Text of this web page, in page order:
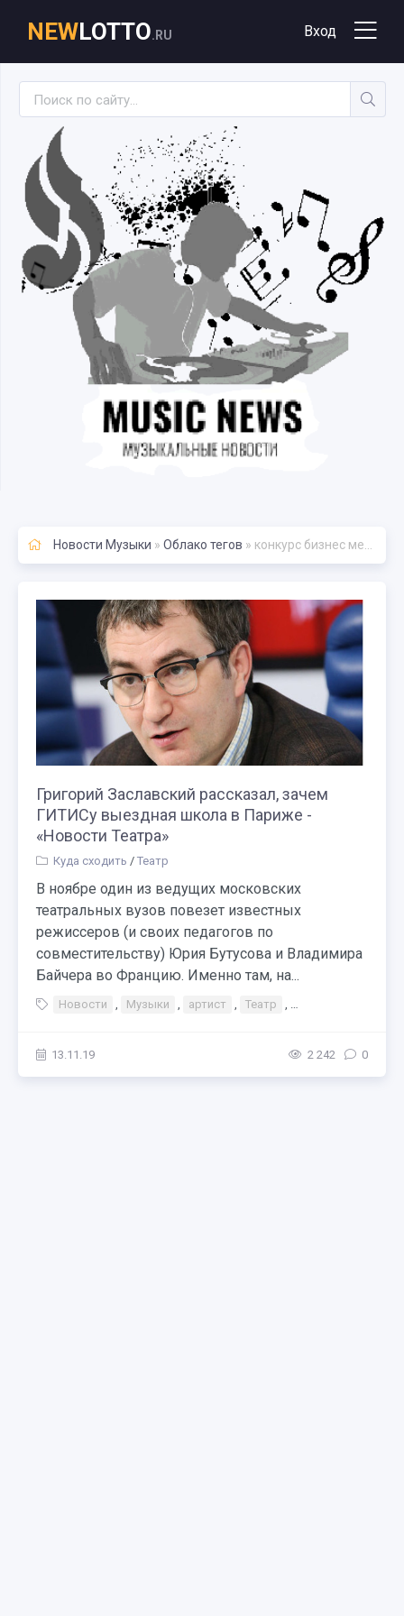
NEWLOTTO.RU Вход
Новости Музыки » Облако тегов » конкурс бизнес места
Григорий Заславский рассказал, зачем
ГИТИСу выездная школа в Париже -
«Новости Театра»
Куда сходить / Театр
В ноябре один из ведущих московских
театральных вузов повезет известных
режиссеров (и своих педагогов по
совместительству) Юрия Бутусова и Владимира
Байчера во Францию. Именно там, на...
Новости , Музыки , артист , Театр , Тэги Театр Концерт
13.11.19 2 242 0